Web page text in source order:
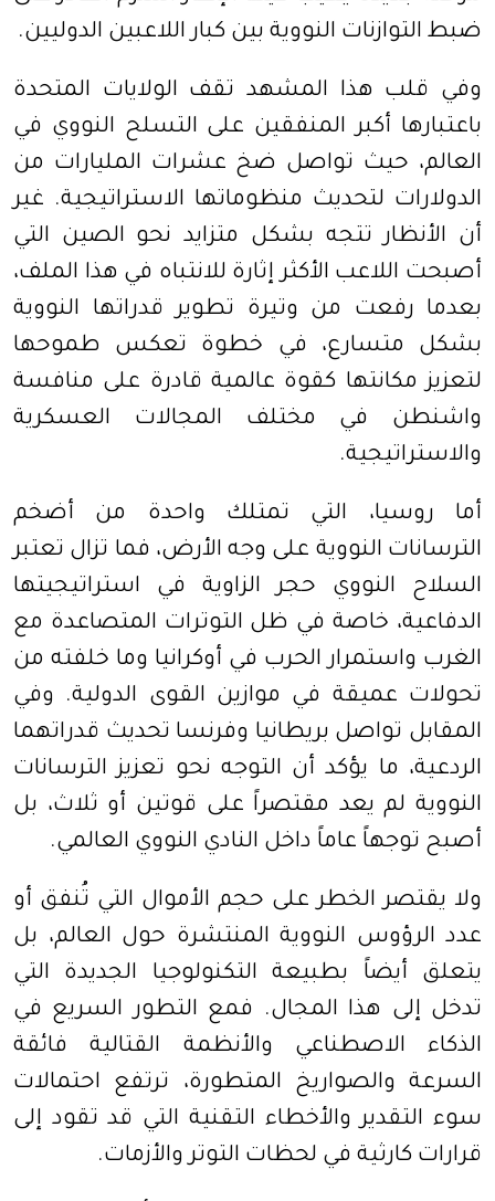
ضبط التوازنات النووية بين كبار اللاعبين الدوليين.
وفي قلب هذا المشهد تقف الولايات المتحدة
باعتبارها أكبر المنفقين على التسلح النووي في
العالم، حيث تواصل ضخ عشرات المليارات من
الدولارات لتحديث منظوماتها الاستراتيجية. غير
أن الأنظار تتجه بشكل متزايد نحو الصين التي
أصبحت اللاعب الأكثر إثارة للانتباه في هذا الملف،
بعدما رفعت من وتيرة تطوير قدراتها النووية
بشكل متسارع، في خطوة تعكس طموحها
لتعزيز مكانتها كقوة عالمية قادرة على منافسة
واشنطن في مختلف المجالات العسكرية
والاستراتيجية.
أما روسيا، التي تمتلك واحدة من أضخم
الترسانات النووية على وجه الأرض، فما تزال تعتبر
السلاح النووي حجر الزاوية في استراتيجيتها
الدفاعية، خاصة في ظل التوترات المتصاعدة مع
الغرب واستمرار الحرب في أوكرانيا وما خلفته من
تحولات عميقة في موازين القوى الدولية. وفي
المقابل تواصل بريطانيا وفرنسا تحديث قدراتهما
الردعية، ما يؤكد أن التوجه نحو تعزيز الترسانات
النووية لم يعد مقتصراً على قوتين أو ثلاث، بل
أصبح توجهاً عاماً داخل النادي النووي العالمي.
ولا يقتصر الخطر على حجم الأموال التي تُنفق أو
عدد الرؤوس النووية المنتشرة حول العالم، بل
يتعلق أيضاً بطبيعة التكنولوجيا الجديدة التي
تدخل إلى هذا المجال. فمع التطور السريع في
الذكاء الاصطناعي والأنظمة القتالية فائقة
السرعة والصواريخ المتطورة، ترتفع احتمالات
سوء التقدير والأخطاء التقنية التي قد تقود إلى
قرارات كارثية في لحظات التوتر والأزمات.